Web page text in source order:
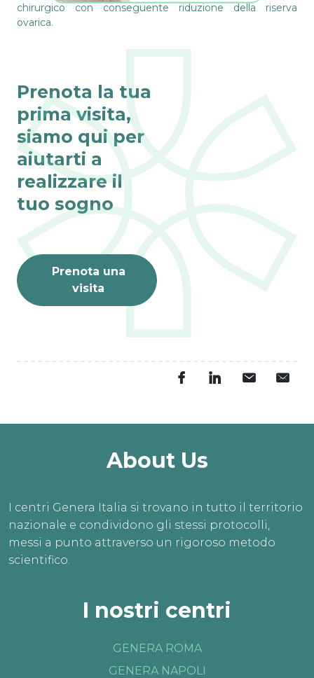
chirurgico con conseguente riduzione della riserva
ovarica.
Prenota la tua
prima visita,
siamo qui per
aiutarti a
realizzare il
tuo sogno
Prenota una
visita
About Us
I centri Genera Italia si trovano in tutto il territorio
nazionale e condividono gli stessi protocolli,
messi a punto attraverso un rigoroso metodo
scientifico.
I nostri centri
GENERA ROMA
GENERA NAPOLI